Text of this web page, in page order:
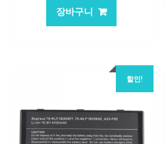
가
격:
장바구니
할인!